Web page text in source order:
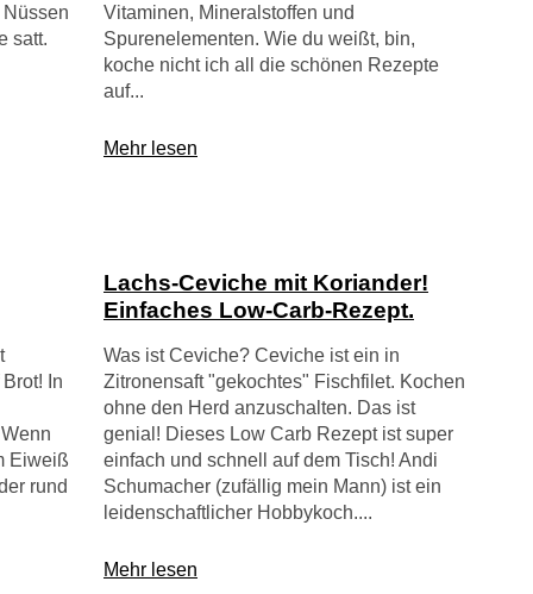
satt.
Vitaminen, Mineralstoffen und
Spurenelementen. Wie du weißt, bin,
koche nicht ich all die schönen Rezepte
auf...
Mehr lesen
In
Eiweiß
rund
Lachs-Ceviche mit Koriander!
Einfaches Low-Carb-Rezept.
Was ist Ceviche? Ceviche ist ein in
Zitronensaft "gekochtes" Fischfilet. Kochen
ohne den Herd anzuschalten. Das ist
genial! Dieses Low Carb Rezept ist super
einfach und schnell auf dem Tisch! Andi
Schumacher (zufällig mein Mann) ist ein
leidenschaftlicher Hobbykoch....
Mehr lesen